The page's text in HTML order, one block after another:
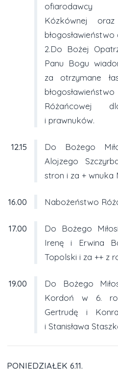
ofiarodawcy
Kózkównej
2.Do Bożej
Panu Bogu
za otrzymane
Różańcowej
i prawnuków.
12.15
Do Bożego
Alojzego
stron i za + wnuka
16.00 Nabożeństwo
17.00
Do Bożego
Irenę i Erwina
Topolski i za ++ z
19.00
Do Bożego
Kordoń w 6.
Gertrudę i
i Stanisława
PONIEDZIAŁEK 6.11.